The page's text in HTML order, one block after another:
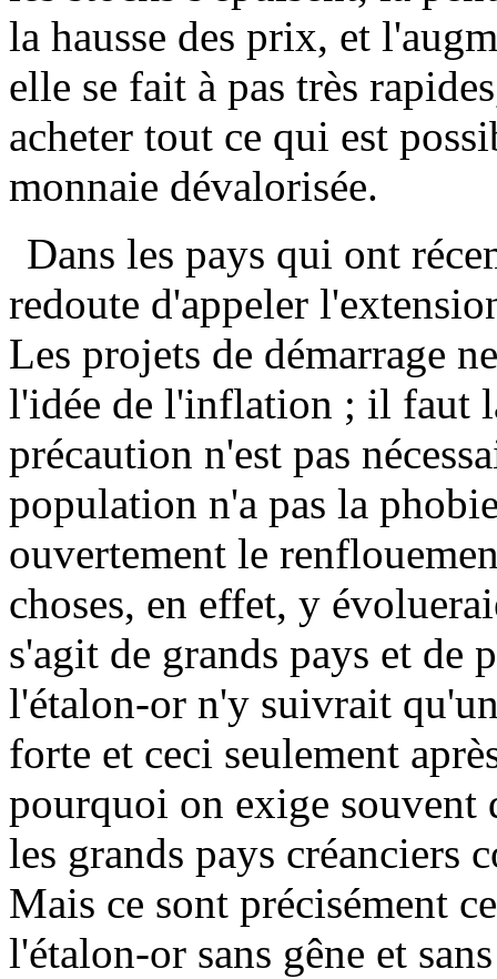
la hausse des prix, et
elle se fait à pas très
acheter tout ce qui est
monnaie dévalorisée.
Dans les pays qui ont
redoute d'appeler
Les projets de démarrage
l'idée de l'inflation ; il faut
précaution n'est pas
population n'a pas la
ouvertement le
choses, en effet, y
s'agit de grands pays et de
l'étalon-or n'y suivrait
forte et ceci seulement
pourquoi on exige
les grands pays créanciers
Mais ce sont précisément
l'étalon-or sans gêne et